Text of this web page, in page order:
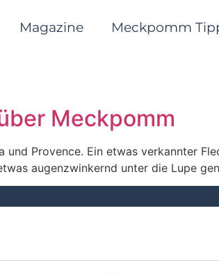
Magazine Meckpomm
Meckpomm
und Provence. Ein etwas verkannter
augenzwinkernd unter die Lupe